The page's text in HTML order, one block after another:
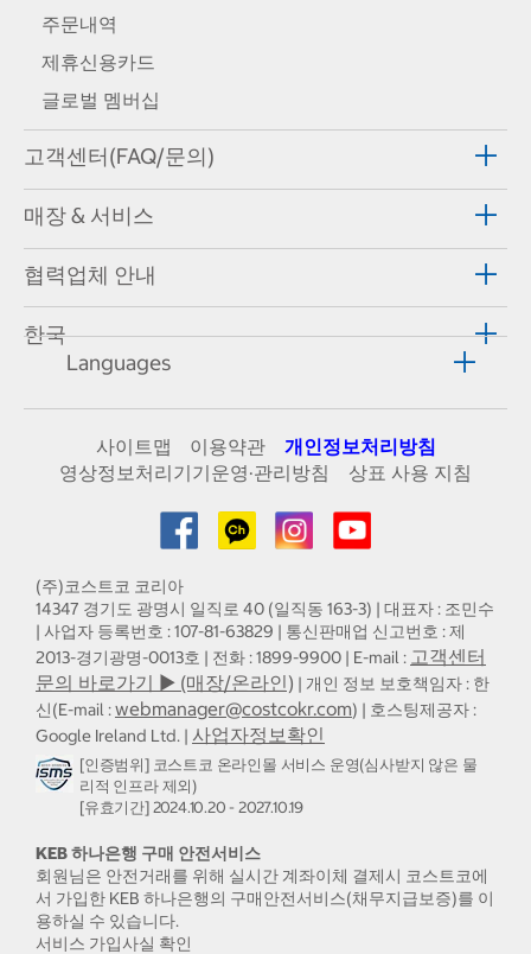
주문내역
제휴신용카드
글로벌 멤버십
고객센터(FAQ/문의)
매장 & 서비스
협력업체 안내
한국
Languages
사이트맵 이용약관
개인정보처리방침
영상정보처리기기운영·관리방침
상표 사용 지침
(주)코스트코 코리아
14347 경기도 광명시 일직로 40 (일직동 163-3) | 대표자 : 조민수
| 사업자 등록번호 : 107-81-63829 | 통신판매업 신고번호 : 제
2013-경기광명-0013호 | 전화 : 1899-9900 | E-mail : 고객센터
문의 바로가기 ▶ (매장/온라인) | 개인 정보 보호책임자 : 한
신(E-mail :webmanager@costcokr.com) | 호스팅제공자 :
Google Ireland Ltd. | 사업자정보확인
[인증범위] 코스트코 온라인몰 서비스 운영(심사받지 않은 물
리적 인프라 제외)
[유효기간] 2024.10.20 - 2027.10.19
KEB 하나은행 구매 안전서비스
회원님은 안전거래를 위해 실시간 계좌이체 결제시 코스트코에
서 가입한 KEB 하나은행의 구매안전서비스(채무지급보증)를 이
용하실 수 있습니다.
서비스 가입사실 확인